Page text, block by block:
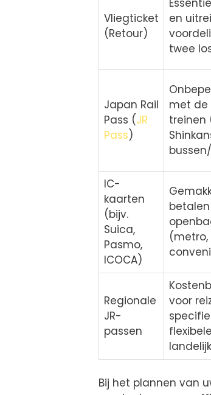
Vliegticket
(Retour)
en
twee
Japan Rail
Pass (JR
Pass)
met de
treinen
IC-
kaarten
(bijv.
Suica,
Pasmo,
ICOCA)
(metro,
Regionale
JR-
passen
voor
Bij het plannen van